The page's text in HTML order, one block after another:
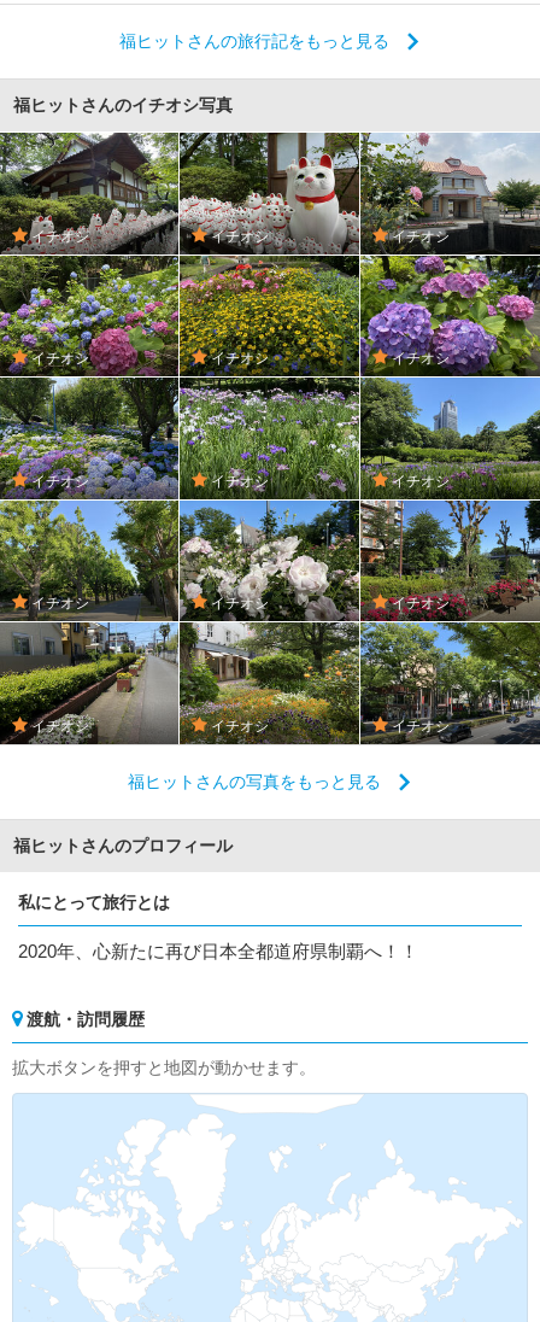
福ヒットさんの旅行記をもっと見る
福ヒットさんのイチオシ写真
イチオシ イチオシ イチオシ
イチオシ イチオシ イチオシ
イチオシ イチオシ イチオシ
イチオシ イチオシ イチオシ
イチオシ イチオシ イチオシ
福ヒットさんの写真をもっと見る
福ヒットさんのプロフィール
私にとって旅行とは
2020年、心新たに再び日本全都道府県制覇へ！！
渡航・訪問履歴
拡大ボタンを押すと地図が動かせます。